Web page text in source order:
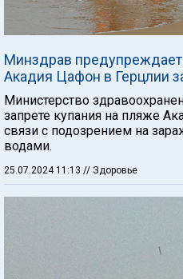
Минздрав
Акадия Цафон в Герцлии
Министерство
запрете купания на пляже
связи с подозрением на
водами.
25.07.2024 11:13 // Здоровье